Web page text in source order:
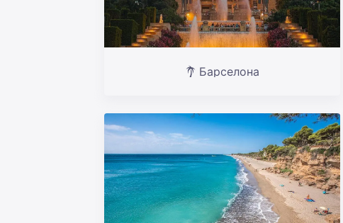
Барселона